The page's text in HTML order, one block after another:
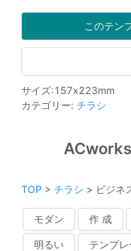
このテン
サイズ:157x223mm
カテゴリー: チラシ
ACworks
TOP > チラシ > ビジ
モダン 作 成
明るい テンプレ